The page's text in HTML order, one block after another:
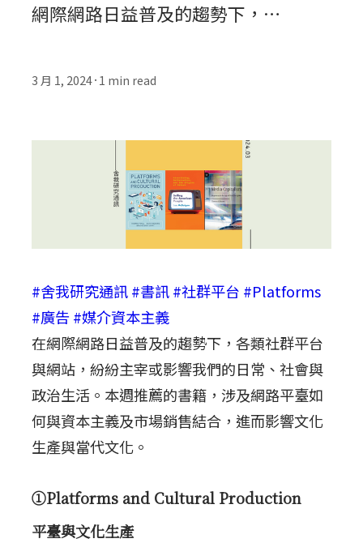
網際網路日益普及的趨勢下，…
3 月 1, 2024 • 1 min read
#舍我研究通訊#書訊#社群平台 #Platforms
#廣告#媒介資本主義
在網際網路日益普及的趨勢下，各類社群平台
與網站，紛紛主宰或影響我們的日常、社會與
政治生活。本週推薦的書籍，涉及網路平臺如
何與資本主義及市場銷售結合，進而影響文化
生產與當代文化。
①Platforms and Cultural Production
平臺與文化生產